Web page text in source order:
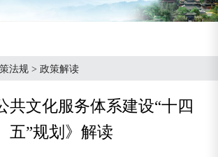
法规 > 政策解读
共文化服务体系建设“十四
五”规划》解读